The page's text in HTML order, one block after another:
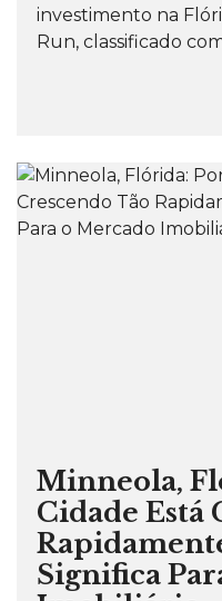
investimento na
Run, classificado
Minneola,
Cidade Está
Significa